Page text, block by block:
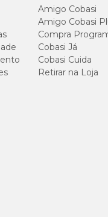
Amigo Cobasi
Amigo Cobasi
Compra
Cobasi Já
Cobasi Cuida
Retirar na Loja